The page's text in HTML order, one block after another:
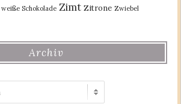
weiße Schokolade Zimt Zitrone Zwiebel
Archiv